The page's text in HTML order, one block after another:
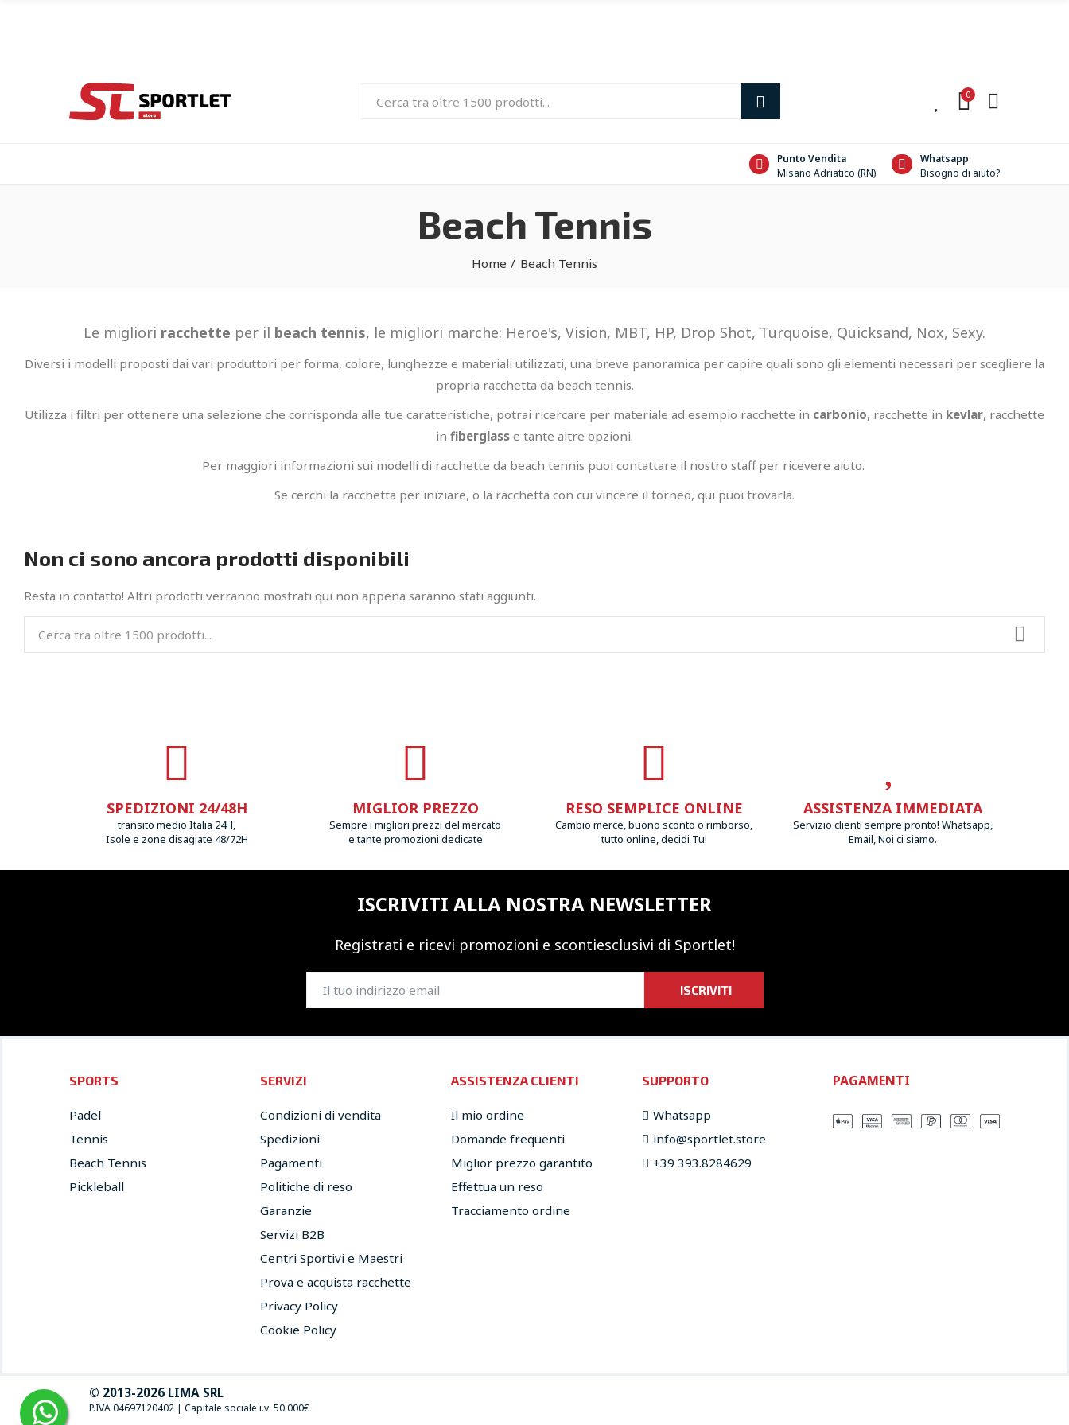
0
Punto Vendita
Misano Adriatico (RN)
Whatsapp
Bisogno di aiuto?
Beach Tennis
Home Beach Tennis
Le migliori racchette per il beach tennis, le migliori marche: Heroe's, Vision, MBT, HP, Drop Shot, Turquoise, Quicksand, Nox, Sexy.
Diversi i modelli proposti dai vari produttori per forma, colore, lunghezze e materiali utilizzati, una breve panoramica per capire quali sono gli elementi necessari per scegliere la
propria racchetta da beach tennis.
Utilizza i filtri per ottenere una selezione che corrisponda alle tue caratteristiche, potrai ricercare per materiale ad esempio racchette in carbonio, racchette in kevlar, racchette
in fiberglass e tante altre opzioni.
Per maggiori informazioni sui modelli di racchette da beach tennis puoi contattare il nostro staff per ricevere aiuto.
Se cerchi la racchetta per iniziare, o la racchetta con cui vincere il torneo, qui puoi trovarla.
Non ci sono ancora prodotti disponibili
Resta in contatto! Altri prodotti verranno mostrati qui non appena saranno stati aggiunti.
SPEDIZIONI 24/48H
transito medio Italia 24H,
Isole e zone disagiate 48/72H
MIGLIOR PREZZO
Sempre i migliori prezzi del mercato
e tante promozioni dedicate
RESO SEMPLICE ONLINE
Cambio merce, buono sconto o rimborso,
tutto online, decidi Tu!
ASSISTENZA IMMEDIATA
Servizio clienti sempre pronto! Whatsapp,
Email, Noi ci siamo.
ISCRIVITI ALLA NOSTRA NEWSLETTER
Registrati e ricevi promozioni e scontiesclusivi di Sportlet!
ISCRIVITI
SPORTS
Padel
Tennis
Beach Tennis
Pickleball
SERVIZI
Condizioni di vendita
Spedizioni
Pagamenti
Politiche di reso
Garanzie
Servizi B2B
Centri Sportivi e Maestri
Prova e acquista racchette
Privacy Policy
Cookie Policy
ASSISTENZA CLIENTI
Il mio ordine
Domande frequenti
Miglior prezzo garantito
Effettua un reso
Tracciamento ordine
SUPPORTO
Whatsapp
info@sportlet.store​
+39 393.8284629
PAGAMENTI
© 2013-2026 LIMA SRL
P.IVA 04697120402 | Capitale sociale i.v. 50.000€